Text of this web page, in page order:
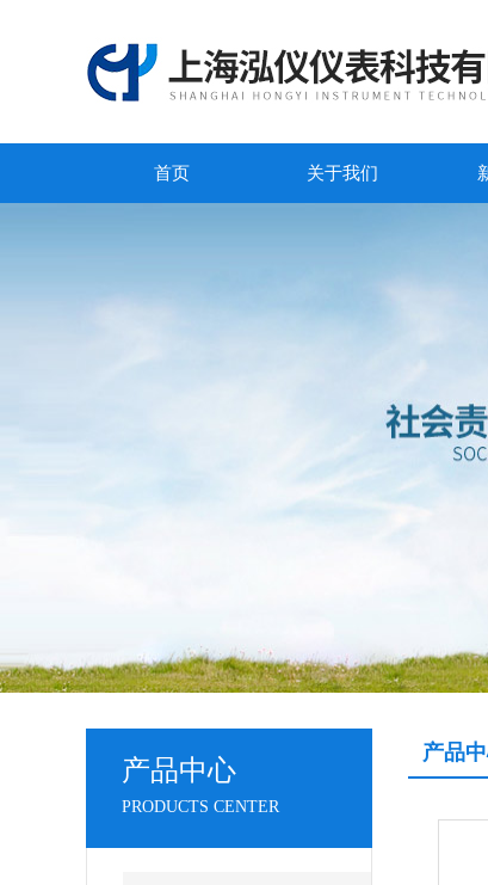
首页 关于我们
产品中心
PRODUCTS CENTER
产品